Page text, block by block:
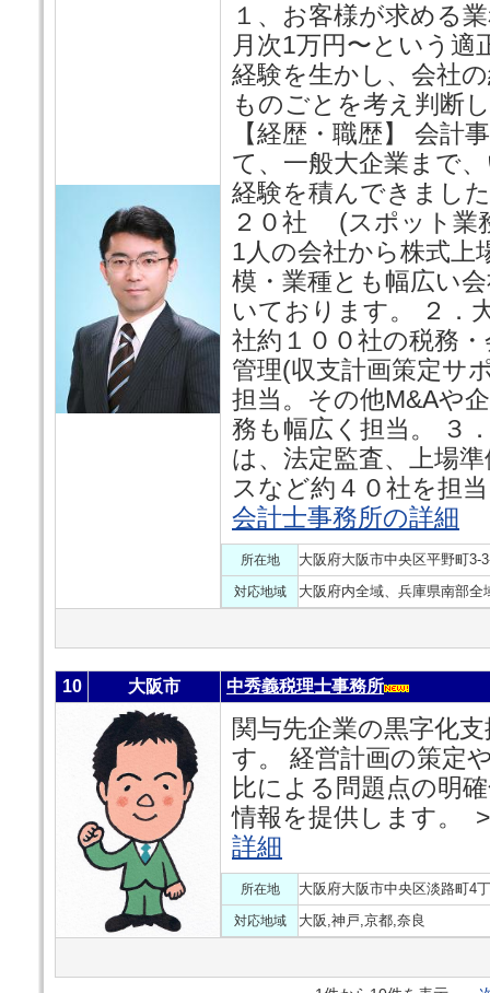
１、お客様が求める
月次1万円〜という適
経験を生かし、会社
ものごとを考え判断
【経歴・職歴】 会計
て、一般大企業まで
経験を積んできまし
２０社 (スポット業
1人の会社から株式上
模・業種とも幅広い
いております。 ２．
社約１００社の税務
管理(収支計画策定サ
担当。その他M&Aや
務も幅広く担当。 ３
は、法定監査、上場
スなど約４０社を担
会計士事務所の詳細
所在地 大阪府大阪市中央区平野町
対応地域 大阪府内全域、兵庫県南部
10 大阪市 中秀義税理士事務所
関与先企業の黒字化
す。 経営計画の策定
比による問題点の明
情報を提供します。
詳細
所在地 大阪府大阪市中央区淡路町4
対応地域 大阪,神戸,京都,奈良